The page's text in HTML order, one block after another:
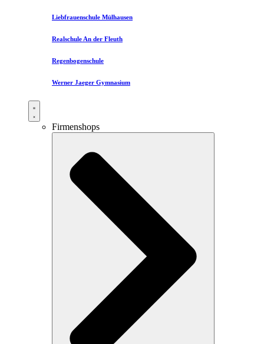
Liebfrauenschule Mülhausen​
Realschule An der Fleuth
Regenbogenschule
Werner Jaeger Gymnasium
Firmenshops